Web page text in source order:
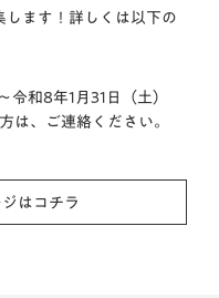
ます！詳しくは以下の
令和8年1月31日（土）
は、ご連絡ください。
はコチラ